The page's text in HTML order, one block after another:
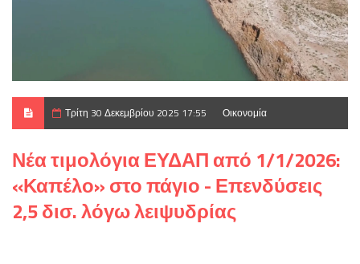
Τρίτη 30 Δεκεμβρίου 2025 17:55 Οικονομία
Νέα τιμολόγια ΕΥΔΑΠ από 1/1/2026:
«Καπέλο» στο πάγιο - Επενδύσεις
2,5 δισ. λόγω λειψυδρίας